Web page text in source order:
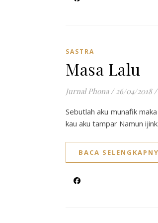
SASTRA
Masa Lalu
Jurnal Phona / 26/04/2018 /
Sebutlah aku munafik
kau aku tampar Namun
BACA